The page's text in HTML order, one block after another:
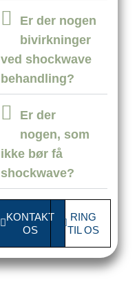
Er der nogen
bivirkninger
ved shockwave
behandling?
Er der
nogen, som
ikke bør få
shockwave?
KONTAKT
OS
RING
TIL OS